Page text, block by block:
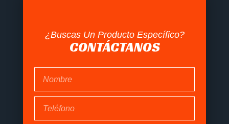
¿Buscas Un Producto Específico?
CONTÁCTANOS